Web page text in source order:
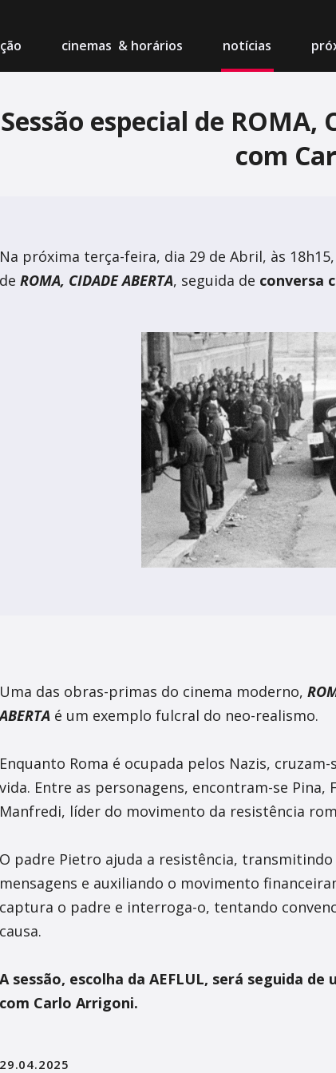
cinemas & horários
Lisboa
Cinema Medeia Nimas
Cinema Charlot - Auditório Municipal
Theatro Circo
Teatro Académico Gil Vicente
notícias
Sessão especial de ROMA,
com
Na próxima terça-feira, dia 29 de Abril, às
de ROMA, CIDADE ABERTA, seguida de conversa
Uma das obras-primas do cinema moderno,
ABERTA é um exemplo fulcral do neo-realismo.
Enquanto Roma é ocupada pelos Nazis,
vida. Entre as personagens, encontram-se Pina,
Manfredi, líder do movimento da resistência
O padre Pietro ajuda a resistência, transmitindo
mensagens e auxiliando o movimento
captura o padre e interroga-o, tentando
causa.
A sessão, escolha da AEFLUL, será seguida de
com Carlo Arrigoni.
29.04.2025